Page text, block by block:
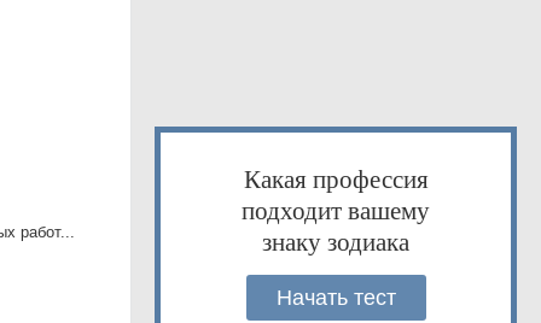
работ...
Какая профессия
подходит вашему
знаку зодиака
Начать тест